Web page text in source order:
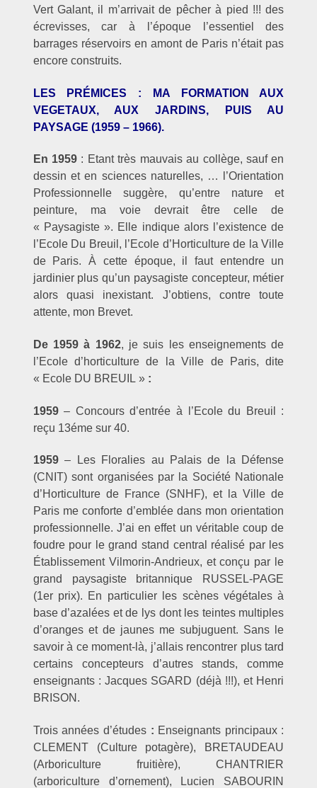
Vert Galant, il m’arrivait de pêcher à pied !!! des
écrevisses, car à l’époque l’essentiel des
barrages réservoirs en amont de Paris n’était pas
encore construits.
LES PRÉMICES : MA FORMATION AUX
VEGETAUX, AUX JARDINS, PUIS AU
PAYSAGE (1959 – 1966).
En 1959 : Etant très mauvais au collège, sauf en
dessin et en sciences naturelles, … l’Orientation
Professionnelle suggère, qu’entre nature et
peinture, ma voie devrait être celle de
« Paysagiste ». Elle indique alors l’existence de
l’Ecole Du Breuil, l’Ecole d’Horticulture de la Ville
de Paris. À cette époque, il faut entendre un
jardinier plus qu’un paysagiste concepteur, métier
alors quasi inexistant. J’obtiens, contre toute
attente, mon Brevet.
De 1959 à 1962, je suis les enseignements de
l’Ecole d’horticulture de la Ville de Paris, dite
« Ecole DU BREUIL »:
1959– Concours d’entrée à l’Ecole du Breuil :
reçu 13éme sur 40.
1959– Les Floralies au Palais de la Défense
(CNIT) sont organisées par la Société Nationale
d’Horticulture de France (SNHF), et la Ville de
Paris me conforte d’emblée dans mon orientation
professionnelle. J’ai en effet un véritable coup de
foudre pour le grand stand central réalisé par les
Établissement Vilmorin-Andrieux, et conçu par le
grand paysagiste britannique RUSSEL-PAGE
(1er prix). En particulier les scènes végétales à
base d’azalées et de lys dont les teintes multiples
d’oranges et de jaunes me subjuguent. Sans le
savoir à ce moment-là, j’allais rencontrer plus tard
certains concepteurs d’autres stands, comme
enseignants : Jacques SGARD (déjà !!!), et Henri
BRISON.
Trois années d’études: Enseignants principaux :
CLEMENT (Culture potagère), BRETAUDEAU
(Arboriculture fruitière), CHANTRIER
(arboriculture d’ornement), Lucien SABOURIN